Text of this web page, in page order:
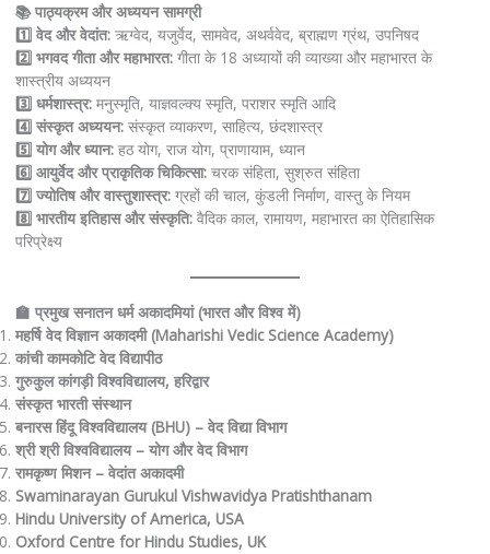
📚 पाठ्यक्रम और अध्ययन सामग्री
1️⃣ वेद और वेदांत:ऋग्वेद, यजुर्वेद, सामवेद, अथर्ववेद, ब्राह्मण ग्रंथ, उपनिषद
2️⃣ भगवद गीता और महाभारत:गीता के 18 अध्यायों की व्याख्या और महाभारत के
शास्त्रीय अध्ययन
3️⃣ धर्मशास्त्र:मनुस्मृति, याज्ञवल्क्य स्मृति, पराशर स्मृति आदि
4️⃣ संस्कृत अध्ययन:संस्कृत व्याकरण, साहित्य, छंदशास्त्र
5️⃣ योग और ध्यान:हठ योग, राज योग, प्राणायाम, ध्यान
6️⃣ आयुर्वेद और प्राकृतिक चिकित्सा:चरक संहिता, सुश्रुत संहिता
7️⃣ ज्योतिष और वास्तुशास्त्र:ग्रहों की चाल, कुंडली निर्माण, वास्तु के नियम
8️⃣ भारतीय इतिहास और संस्कृति:वैदिक काल, रामायण, महाभारत का ऐतिहासिक
परिप्रेक्ष्य
🏫 प्रमुख सनातन धर्म अकादमियां (भारत और विश्व में)
महर्षि वेद विज्ञान अकादमी (Maharishi Vedic Science Academy)
कांची कामकोटि वेद विद्यापीठ
गुरुकुल कांगड़ी विश्वविद्यालय, हरिद्वार
संस्कृत भारती संस्थान
बनारस हिंदू विश्वविद्यालय (BHU) – वेद विद्या विभाग
श्री श्री विश्वविद्यालय – योग और वेद विभाग
रामकृष्ण मिशन – वेदांत अकादमी
Swaminarayan Gurukul Vishwavidya Pratishthanam
Hindu University of America, USA
Oxford Centre for Hindu Studies, UK